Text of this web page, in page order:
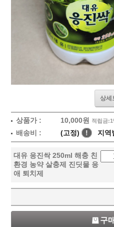
상세
상품가 : 10,000원 적립금
배송비 : (고정) ! 지역
대유 응진싹 250ml 해충 친
환경 농약 살충제 진딧물 응
애 퇴치제
구